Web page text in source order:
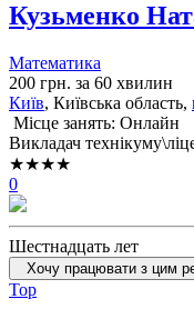
Кузьменко
Математика
200 грн. за 60 хвилин
Київ, Київська область,
Місце занять: Онлайн
Викладач
★★★★
0
Шестнадцать лет
Хочу працювати з цим
Top